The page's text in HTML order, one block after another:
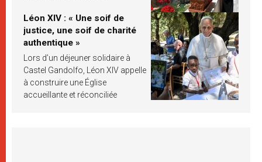
Léon XIV : « Une soif de
justice, une soif de charité
authentique »
Lors d’un déjeuner solidaire à
Castel Gandolfo, Léon XIV appelle
à construire une Église
accueillante et réconciliée